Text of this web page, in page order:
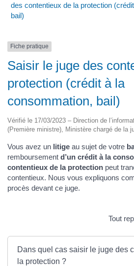
des contentieux de la protection
bail)
Fiche pratique
Saisir le juge des
protection (crédit à la
consommation, bail)
Vérifié le 17/03/2023 – Direction de
(Première ministre), Ministère chargé de la
Vous avez un litige au sujet de votre
remboursement d’un crédit à la
contentieux de la protection peut
contentieux. Nous vous expliquons
procès devant ce juge.
Tout
Dans quel cas saisir le juge des
la protection ?